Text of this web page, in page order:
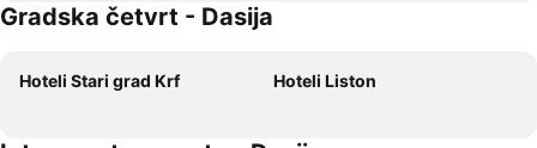
MIRABELLO HOTEL APARTMENTS
The Pink Palace
Hotel Adriatik Ksamil
Gradska četvrt - Dasija
Hoteli Stari grad Krf Hoteli Liston